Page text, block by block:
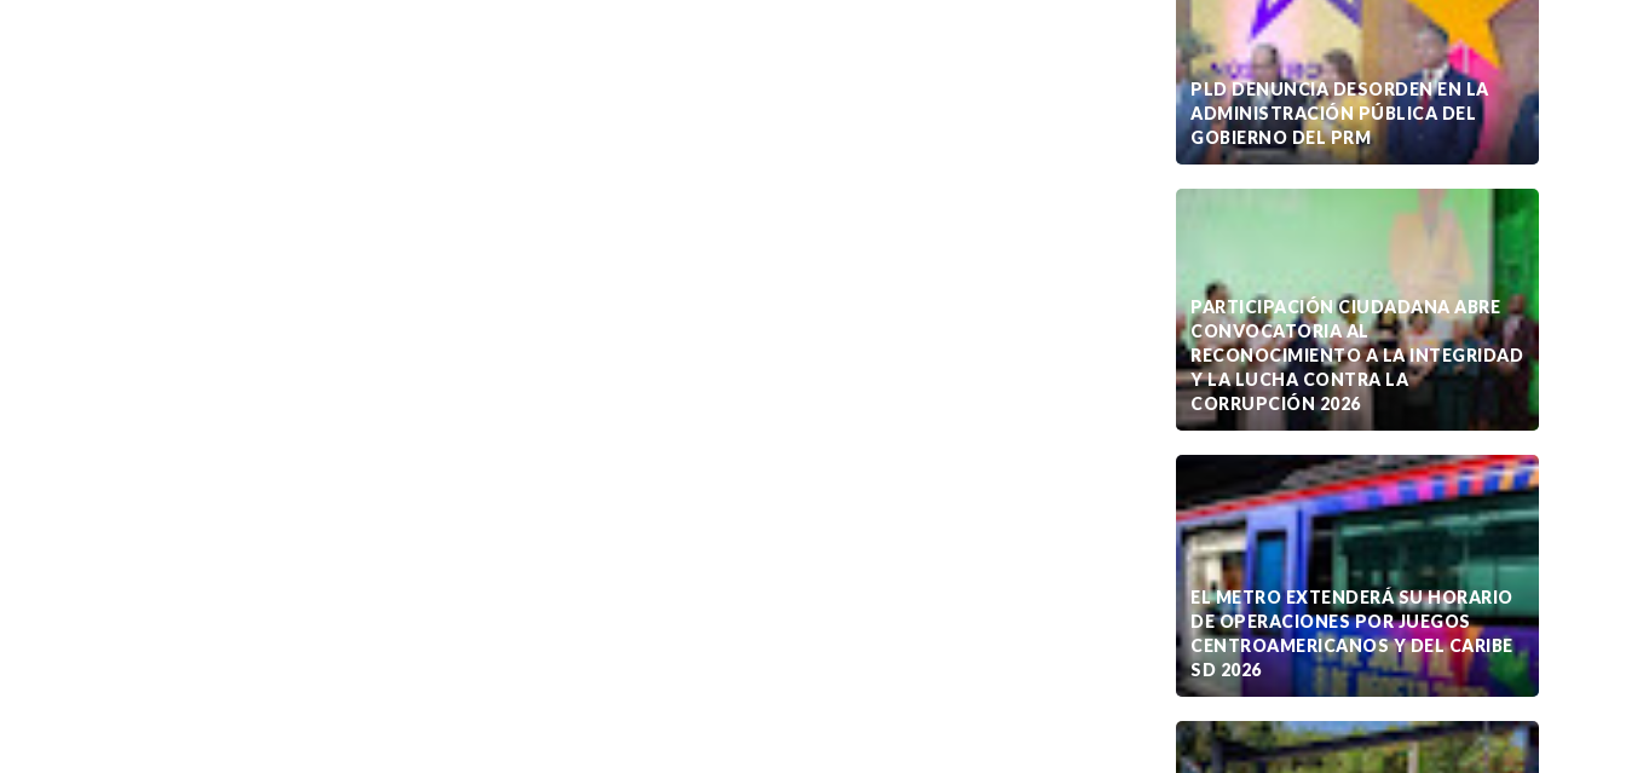
PLD DENUNCIA DESORDEN EN LA
ADMINISTRACIÓN PÚBLICA DEL
GOBIERNO DEL PRM
PARTICIPACIÓN CIUDADANA ABRE
CONVOCATORIA AL
RECONOCIMIENTO A LA INTEGRIDAD
Y LA LUCHA CONTRA LA
CORRUPCIÓN 2026
EL METRO EXTENDERÁ SU HORARIO
DE OPERACIONES POR JUEGOS
CENTROAMERICANOS Y DEL CARIBE
SD 2026